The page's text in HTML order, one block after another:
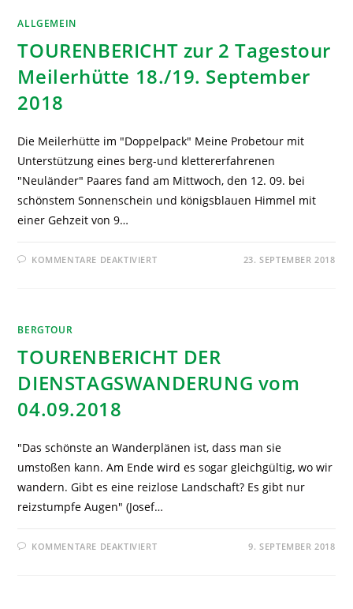
ALLGEMEIN
TOURENBERICHT zur 2 Tagestour
Meilerhütte 18./19. September
2018
Die Meilerhütte im "Doppelpack" Meine Probetour mit
Unterstützung eines berg-und klettererfahrenen
"Neuländer" Paares fand am Mittwoch, den 12. 09. bei
schönstem Sonnenschein und königsblauen Himmel mit
einer Gehzeit von 9…
KOMMENTARE DEAKTIVIERT 23. SEPTEMBER 2018
BERGTOUR
TOURENBERICHT DER
DIENSTAGSWANDERUNG vom
04.09.2018
"Das schönste an Wanderplänen ist, dass man sie
umstoßen kann. Am Ende wird es sogar gleichgültig, wo wir
wandern. Gibt es eine reizlose Landschaft? Es gibt nur
reizstumpfe Augen" (Josef…
KOMMENTARE DEAKTIVIERT 9. SEPTEMBER 2018